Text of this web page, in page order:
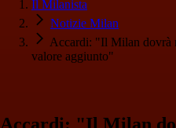
Il Milanista
Notizie Milan
Accardi: "Il Milan dovrà
valore aggiunto"